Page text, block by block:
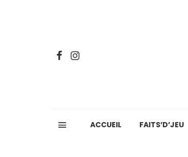
ACCUEIL FAITS’D’JEU